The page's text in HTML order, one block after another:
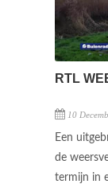
RTL
10
Een
de
termijn in